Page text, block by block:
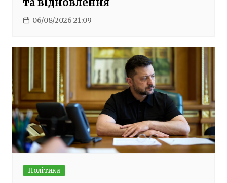
06/08/2026 21:09
Політика